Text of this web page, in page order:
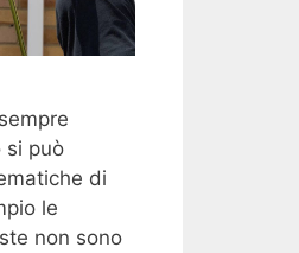
si può
di
le
non sono